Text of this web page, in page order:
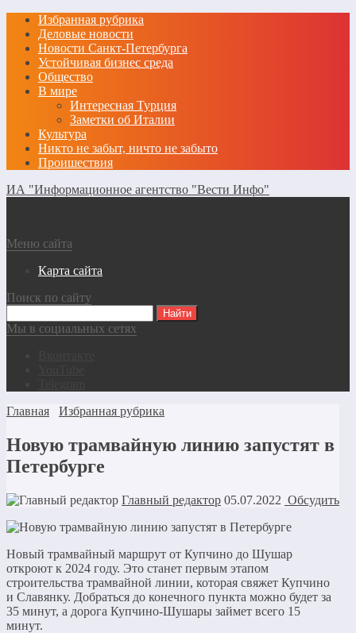
Избранная рубрика
Деловые новости
Новости Санкт-Петербурга
Устойчивая бизнес среда
Общество
В мире
Интересная Турция
Заметки об Италии
Культура
Никто не забыт, ничто не забыто
Проишествия
ИА "Информационное агентство "Вести Инфо"
Меню сайта
Карта сайта
Поиск по сайту
Мы в социальных сетях
Главная
Избранная рубрика
Новую трамвайную линию запустят в
Петербурге
Главный редактор 05.07.2022 Обсудить
Новый трамвайный маршрут от Купчино до Шушар
откроют к 2024 году. Это станет первым этапом
строительства трамвайной линии, которая свяжет Купчино
и Славянку. Добраться до конечного пункта можно будет за
35 минут, а дорога Купчино-Шушары займет всего 15
минут.